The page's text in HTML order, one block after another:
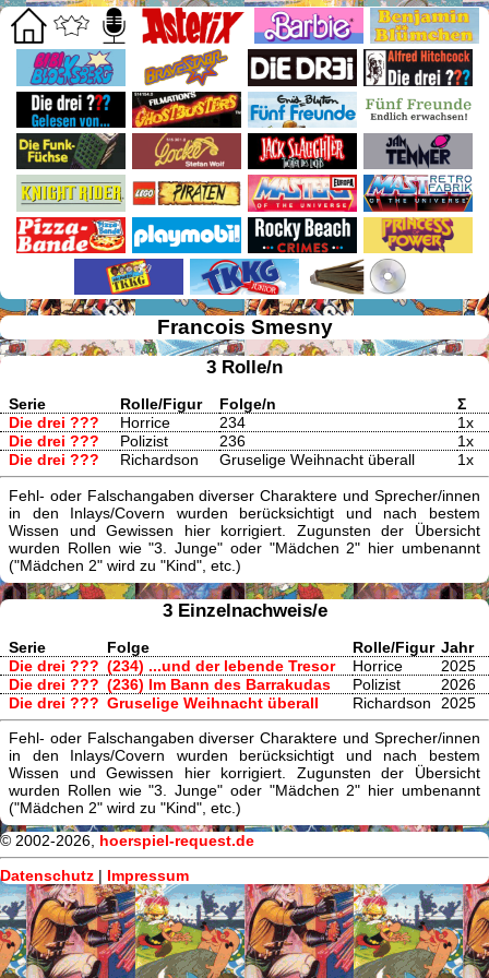
Francois Smesny
3 Rolle/n
Serie Rolle/Figur Folge/n
Σ
Die drei ???
Horrice 234
1x
Die drei ???
Polizist 236
1x
Die drei ???
Richardson Gruselige Weihnacht überall 1x
Fehl- oder Falschangaben diverser Charaktere und Sprecher/innen
in den Inlays/Covern wurden berücksichtigt und nach bestem
Wissen und Gewissen hier korrigiert. Zugunsten der Übersicht
wurden Rollen wie "3. Junge" oder "Mädchen 2" hier umbenannt
("Mädchen 2" wird zu "Kind", etc.)
3 Einzelnachweis/e
Serie Folge Rolle/Figur Jahr
Die drei ??? (234) ...und der lebende Tresor Horrice
2025
Die drei ??? (236) Im Bann des Barrakudas Polizist
2026
Die drei ??? Gruselige Weihnacht überall Richardson 2025
Fehl- oder Falschangaben diverser Charaktere und Sprecher/innen
in den Inlays/Covern wurden berücksichtigt und nach bestem
Wissen und Gewissen hier korrigiert. Zugunsten der Übersicht
wurden Rollen wie "3. Junge" oder "Mädchen 2" hier umbenannt
("Mädchen 2" wird zu "Kind", etc.)
© 2002-2026, hoerspiel-request.de
Datenschutz | Impressum